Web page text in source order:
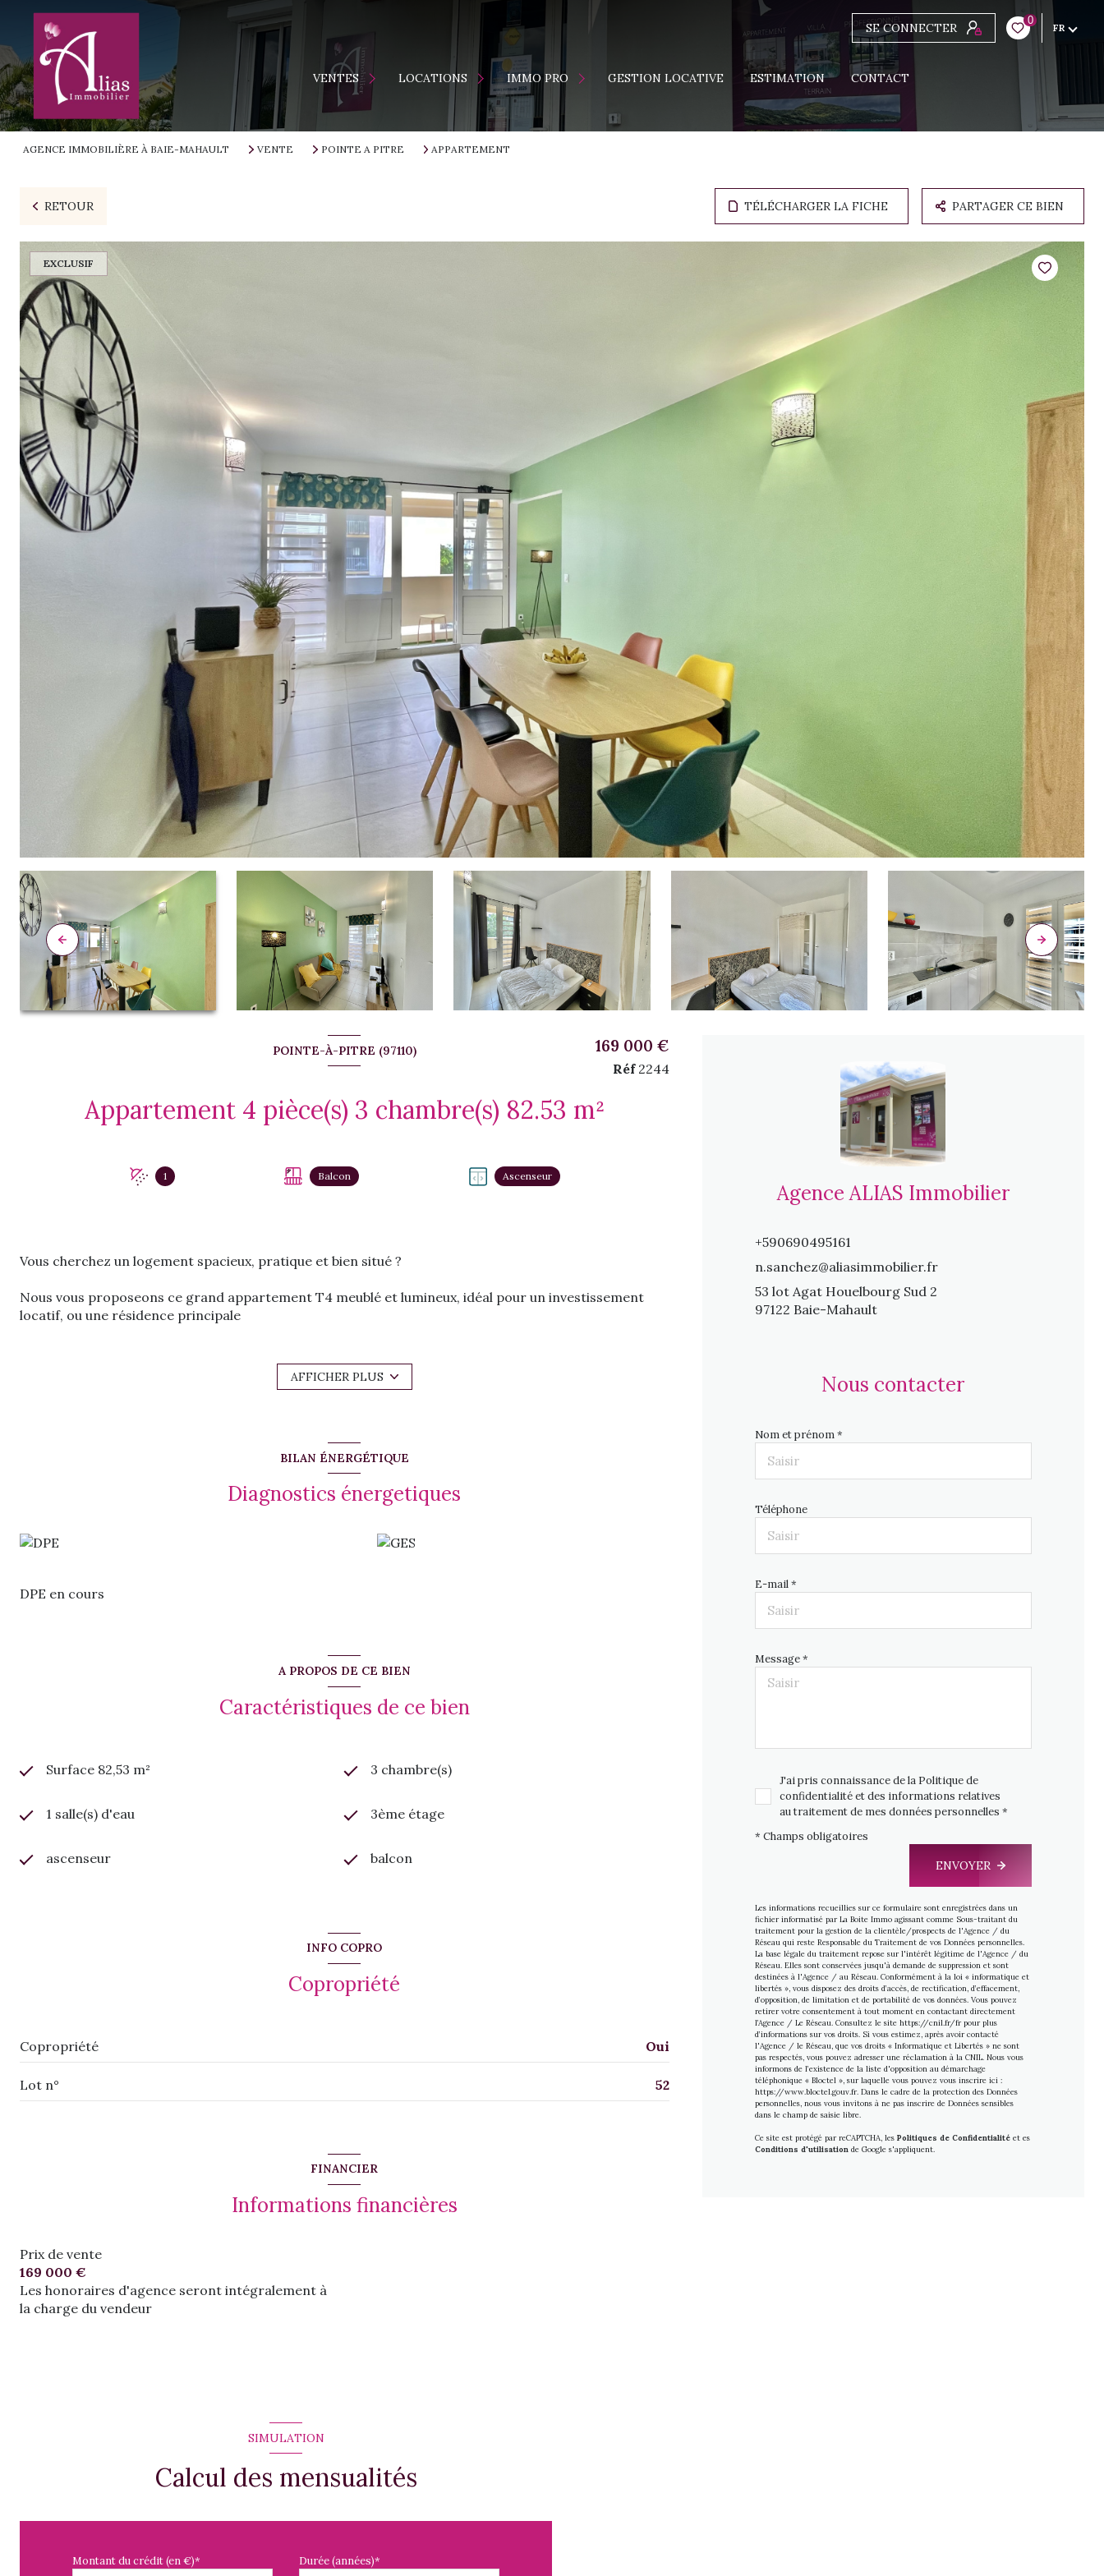
SE CONNECTER
0
FR
VENTES
APPARTEMENTS
TERRAINS
PROGRAMMES NEUFS
LOCATIONS
MAISONS
APPARTEMENTS
IMMO PRO
LOCATION
VENTE
GESTION LOCATIVE ESTIMATION CONTACT
AGENCE IMMOBILIÈRE À BAIE-MAHAULT VENTE POINTE A PITRE APPARTEMENT
RETOUR TÉLÉCHARGER LA FICHE PARTAGER CE BIEN
EXCLUSIF
POINTE-À-PITRE (97110)
Appartement 4 pièce(s) 3 chambre(s) 82.53 m²
1 Balcon Ascenseur
169 000 €
Réf 2244
Vous cherchez un logement spacieux, pratique et bien situé ?
Nous vous proposeons ce grand appartement T4 meublé et lumineux, idéal pour un investissement
locatif, ou une résidence principale
Situé au 3ᵉ étage avec ascenseur dans un immeuble fermé et sécurisé
✔ Grande pièce de vie avec salon + salle à manger
✔Possibilité de créer une 4ème chambre
✔ Entièrement rénové, aucun travaux à prévoir
AFFICHER PLUS
BILAN ÉNERGÉTIQUE
Diagnostics énergetiques
DPE en cours
A PROPOS DE CE BIEN
Caractéristiques de ce bien
Surface 82,53 m² 3 chambre(s)
1 salle(s) d'eau 3ème étage
ascenseur balcon
INFO COPRO
Copropriété
Copropriété Oui
Lot n° 52
FINANCIER
Informations financières
Prix de vente
169 000 €
Les honoraires d'agence seront intégralement à
la charge du vendeur
Agence ALIAS Immobilier
+590690495161
n.sanchez@aliasimmobilier.fr
53 lot Agat Houelbourg Sud 2
97122 Baie-Mahault
Nous contacter
Nom et prénom *
Téléphone
E-mail *
Message *
J'ai pris connaissance de la Politique de
confidentialité et des informations relatives
au traitement de mes données personnelles *
* Champs obligatoires
ENVOYER
Les informations recueillies sur ce formulaire sont enregistrées dans un
fichier informatisé par La Boite Immo agissant comme Sous-traitant du
traitement pour la gestion de la clientèle/prospects de l'Agence / du
Réseau qui reste Responsable du Traitement de vos Données personnelles.
La base légale du traitement repose sur l'intérêt légitime de l'Agence / du
Réseau. Elles sont conservées jusqu'à demande de suppression et sont
destinées à l'Agence / au Réseau. Conformément à la loi « informatique et
libertés », vous disposez des droits d’accès, de rectification, d’effacement,
d’opposition, de limitation et de portabilité de vos données. Vous pouvez
retirer votre consentement à tout moment en contactant directement
l’Agence / Le Réseau. Consultez le site https://cnil.fr/frpour plus
d’informations sur vos droits. Si vous estimez, après avoir contacté
l'Agence / le Réseau, que vos droits « Informatique et Libertés » ne sont
pas respectés, vous pouvez adresser une réclamation à la CNIL. Nous vous
informons de l’existence de la liste d'opposition au démarchage
téléphonique « Bloctel », sur laquelle vous pouvez vous inscrire ici :
https://www.bloctel.gouv.fr. Dans le cadre de la protection des Données
personnelles, nous vous invitons à ne pas inscrire de Données sensibles
dans le champ de saisie libre.
Ce site est protégé par reCAPTCHA, les Politiques de Confidentialitéet es
Conditions d'utilisationde Google s'appliquent.
SIMULATION
Calcul des mensualités
Montant du crédit (en €)* Durée (années)*